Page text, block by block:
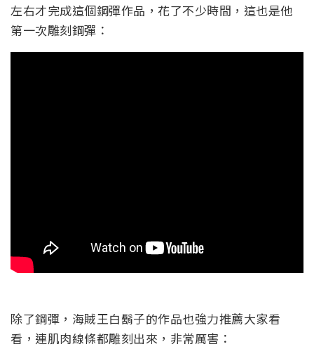
左右才完成這個鋼彈作品，花了不少時間，這也是他
第一次雕刻鋼彈：
除了鋼彈，海賊王白鬍子的作品也強力推薦大家看
看，連肌肉線條都雕刻出來，非常厲害：